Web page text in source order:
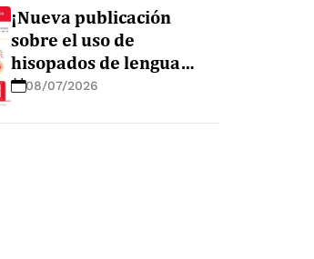
¡Nueva publicación
sobre el uso de
hisopados de lengua
para el diagnóstico de la
08/07/2026